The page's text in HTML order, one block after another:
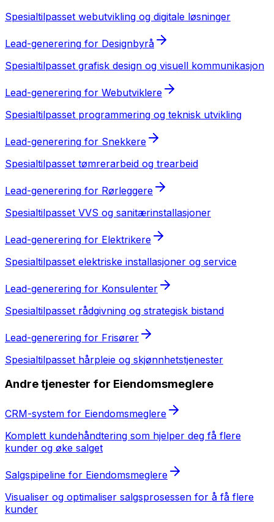
Spesialtilpasset webutvikling og digitale løsninger
Lead-generering for Designbyrå
Spesialtilpasset grafisk design og visuell kommunikasjon
Lead-generering for Webutviklere
Spesialtilpasset programmering og teknisk utvikling
Lead-generering for Snekkere
Spesialtilpasset tømrerarbeid og trearbeid
Lead-generering for Rørleggere
Spesialtilpasset VVS og sanitærinstallasjoner
Lead-generering for Elektrikere
Spesialtilpasset elektriske installasjoner og service
Lead-generering for Konsulenter
Spesialtilpasset rådgivning og strategisk bistand
Lead-generering for Frisører
Spesialtilpasset hårpleie og skjønnhetstjenester
Andre tjenester for Eiendomsmeglere
CRM-system for Eiendomsmeglere
Komplett kundehåndtering som hjelper deg få flere
kunder og øke salget
Salgspipeline for Eiendomsmeglere
Visualiser og optimaliser salgsprosessen for å få flere
kunder